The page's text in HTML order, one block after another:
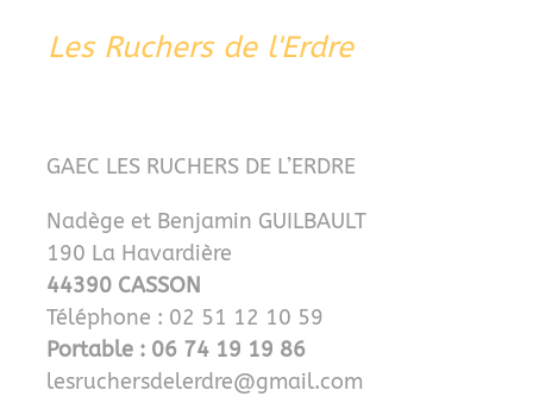
Des ruches à Venise ou à Nort sur
Erdre?
Les Ruchers de l'Erdre
GAEC LES RUCHERS DE L’ERDRE
Nadège et Benjamin GUILBAULT
190 La Havardière
44390 CASSON
Téléphone : 02 51 12 10 59
Portable : 06 74 19 19 86
lesruchersdelerdre@gmail.com